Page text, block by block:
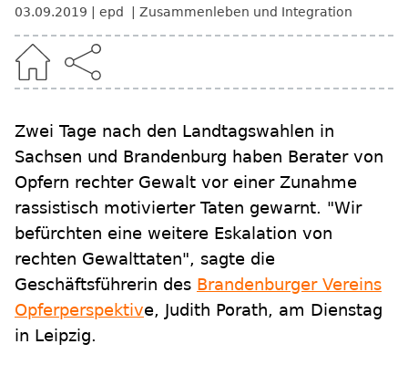
03.09.2019 epd Zusammenleben und Integration
Zwei Tage nach den Landtagswahlen in
Sachsen und Brandenburg haben Berater von
Opfern rechter Gewalt vor einer Zunahme
rassistisch motivierter Taten gewarnt. "Wir
befürchten eine weitere Eskalation von
rechten Gewalttaten", sagte die
Geschäftsführerin des Brandenburger Vereins
Opferperspektive, Judith Porath, am Dienstag
in Leipzig.